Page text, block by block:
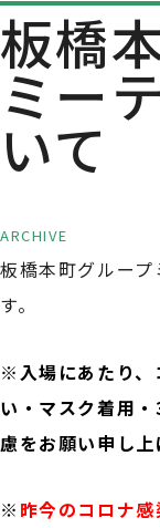
板橋
ミー
いて
ARCHIVE
板橋本町グルー
す。
※入場にあたり、
い・マスク着用
慮をお願い申し上
※ 昨今のコロナ